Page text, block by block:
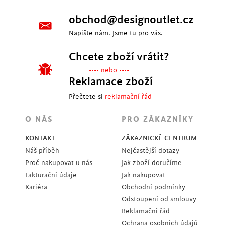
obchod@designoutlet.cz
Napište nám. Jsme tu pro vás.
Chcete zboží vrátit?
---- nebo ----
Reklamace zboží
Přečtete si reklamační řád
O NÁS
KONTAKT
Náš příběh
Proč nakupovat u nás
Fakturační údaje
Kariéra
PRO ZÁKAZNÍKY
ZÁKAZNICKÉ CENTRUM
Nejčastější dotazy
Jak zboží doručíme
Jak nakupovat
Obchodní podmínky
Odstoupení od smlouvy
Reklamační řád
Ochrana osobních údajů